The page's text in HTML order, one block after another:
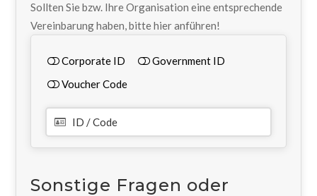
Sollten Sie bzw. Ihre Organisation eine entsprechende
Vereinbarung haben, bitte hier anführen!
Corporate ID
Government ID
Voucher Code
ID / Code
Sonstige Fragen oder